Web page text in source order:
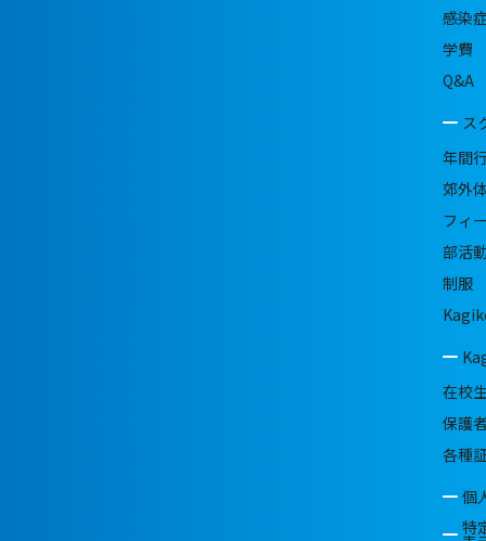
感染
学費
Q&A
ス
年間
郊外
フィ
部活
制服
在校
保護
各種
個
特